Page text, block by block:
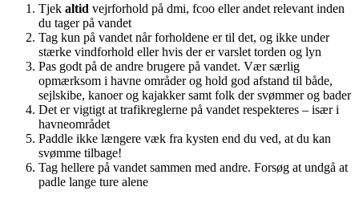
Tjek altid vejrforhold på dmi, fcoo eller andet relevant inden
du tager på vandet
Tag kun på vandet når forholdene er til det, og ikke under
stærke vindforhold eller hvis der er varslet torden og lyn
Pas godt på de andre brugere på vandet. Vær særlig
opmærksom i havne områder og hold god afstand til både,
sejlskibe, kanoer og kajakker samt folk der svømmer og bader
Det er vigtigt at trafikreglerne på vandet respekteres – især i
havneområdet
Paddle ikke længere væk fra kysten end du ved, at du kan
svømme tilbage!
Tag hellere på vandet sammen med andre. Forsøg at undgå at
padle lange ture alene